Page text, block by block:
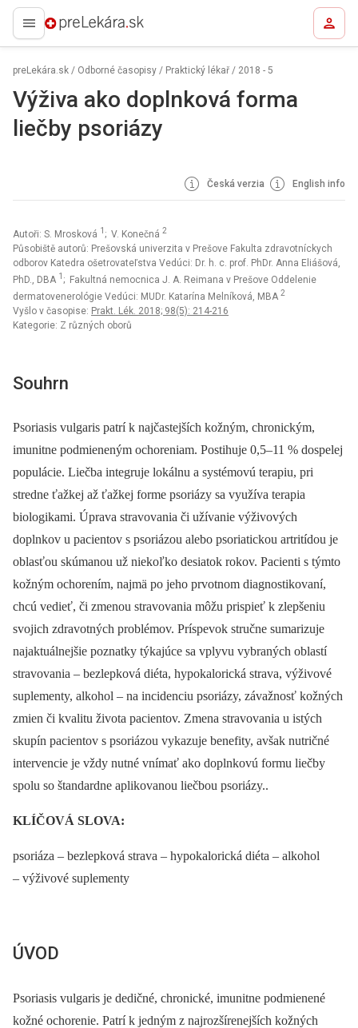
preLekára.sk
preLekára.sk / Odborné časopisy / Praktický lékař / 2018 - 5
Výživa ako doplnková forma
liečby psoriázy
Česká verzia English info
Autoři: S. Mrosková 1 ; V. Konečná 2
Působiště autorů: Prešovská univerzita v Prešove Fakulta zdravotníckych
odborov Katedra ošetrovateľstva Vedúci: Dr. h. c. prof. PhDr. Anna Eliášová,
PhD., DBA 1 ; Fakultná nemocnica J. A. Reimana v Prešove Oddelenie
dermatovenerológie Vedúci: MUDr. Katarína Melníková, MBA 2
Vyšlo v časopise: Prakt. Lék. 2018; 98(5): 214-216
Kategorie: Z různých oborů
Souhrn
Psoriasis vulgaris patrí k najčastejších kožným, chronickým,
imunitne podmieneným ochoreniam. Postihuje 0,5–11 % dospelej
populácie. Liečba integruje lokálnu a systémovú terapiu, pri
stredne ťažkej až ťažkej forme psoriázy sa využíva terapia
biologikami. Úprava stravovania či užívanie výživových
doplnkov u pacientov s psoriázou alebo psoriatickou artritídou je
oblasťou skúmanou už niekoľko desiatok rokov. Pacienti s týmto
kožným ochorením, najmä po jeho prvotnom diagnostikovaní,
chcú vedieť, či zmenou stravovania môžu prispieť k zlepšeniu
svojich zdravotných problémov. Príspevok stručne sumarizuje
najaktuálnejšie poznatky týkajúce sa vplyvu vybraných oblastí
stravovania –⁠ bezlepková diéta, hypokalorická strava, výživové
suplementy, alkohol –⁠ na incidenciu psoriázy, závažnosť kožných
zmien či kvalitu života pacientov. Zmena stravovania u istých
skupín pacientov s psoriázou vykazuje benefity, avšak nutričné
intervencie je vždy nutné vnímať ako doplnkovú formu liečby
spolu so štandardne aplikovanou liečbou psoriázy..
KLÍČOVÁ SLOVA:
psoriáza –⁠ bezlepková strava –⁠ hypokalorická diéta –⁠ alkohol
–⁠ výživové suplementy
ÚVOD
Psoriasis vulgaris je dedičné, chronické, imunitne podmienené
kožné ochorenie. Patrí k jedným z najrozšírenejších kožných